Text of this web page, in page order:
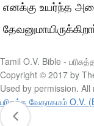
எனக்கு உயர்ந்த
Tamil O.V. Bible -
Copyright © 2017 by
Used by permission.
பரிசுத்த வேதாகமம் O.V.